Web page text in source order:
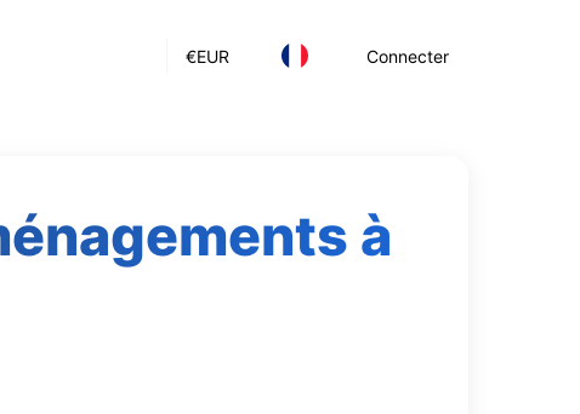
€EUR Connecter
à